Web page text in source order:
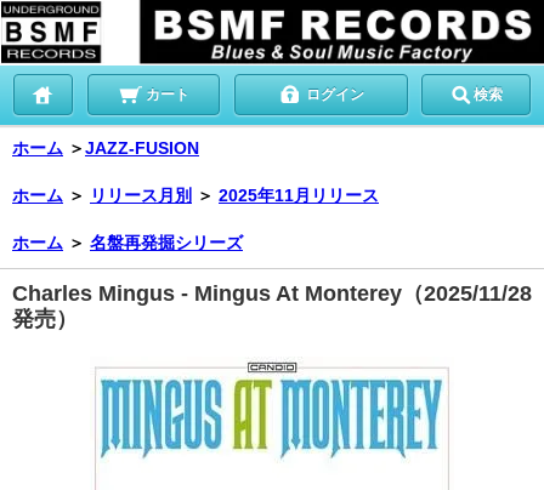
カート ログイン 検索
ホーム ＞JAZZ-FUSION
ホーム ＞ リリース月別 ＞ 2025年11月リリース
ホーム ＞ 名盤再発掘シリーズ
Charles Mingus - Mingus At Monterey（2025/11/28
発売）